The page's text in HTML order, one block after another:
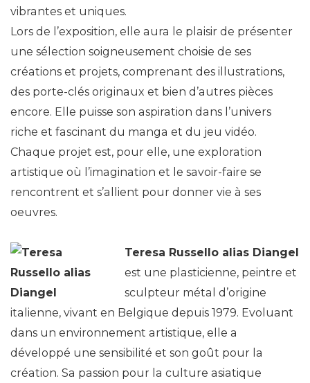
vibrantes et uniques.
Lors de l’exposition, elle aura le plaisir de présenter
une sélection soigneusement choisie de ses
créations et projets, comprenant des illustrations,
des porte-clés originaux et bien d’autres pièces
encore. Elle puisse son aspiration dans l’univers
riche et fascinant du manga et du jeu vidéo.
Chaque projet est, pour elle, une exploration
artistique où l’imagination et le savoir-faire se
rencontrent et s’allient pour donner vie à ses
oeuvres.
Teresa Russello alias Diangel
est une plasticienne, peintre et
sculpteur métal d’origine
italienne, vivant en Belgique depuis 1979. Evoluant
dans un environnement artistique, elle a
développé une sensibilité et son goût pour la
création. Sa passion pour la culture asiatique